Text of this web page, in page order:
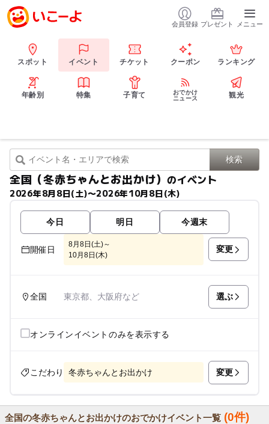
会員登録 プレゼント メニュー
スポット イベント チケット クーポン ランキング
年齢別 特集 子育て
おでかけ
ニュース
観光
全国（冬赤ちゃんとお出かけ）のイベント
2026年8月8日(土)〜2026年10月8日(木)
今日 明日 今週末
開催日
8月8日(土)～
10月8日(木)
変更
全国 東京都、大阪府など 選ぶ
オンラインイベントのみを表示する
こだわり 冬赤ちゃんとお出かけ 変更
全国の冬赤ちゃんとお出かけのおでかけイベント一覧 (0件)